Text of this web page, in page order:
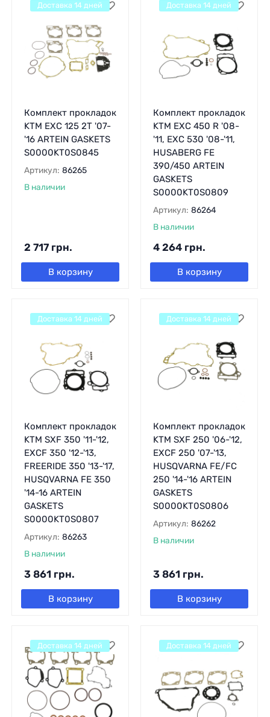
Комплект прокладок
KTM EXC 125 2T '07-
'16 ARTEIN GASKETS
S0000KT0S0845
Артикул: 86265
В наличии
2 717 грн.
В корзину
Доставка 14 дней
Комплект прокладок
KTM EXC 450 R '08-
'11, EXC 530 '08-'11,
HUSABERG FE
390/450 ARTEIN
GASKETS
S0000KT0S0809
Артикул: 86264
В наличии
4 264 грн.
В корзину
Доставка 14 дней
Комплект прокладок
KTM SXF 350 '11-'12,
EXCF 350 '12-'13,
FREERIDE 350 '13-'17,
HUSQVARNA FE 350
'14-16 ARTEIN
GASKETS
S0000KT0S0807
Артикул: 86263
В наличии
3 861 грн.
В корзину
Доставка 14 дней
Комплект прокладок
KTM SXF 250 '06-'12,
EXCF 250 '07-'13,
HUSQVARNA FE/FC
250 '14-'16 ARTEIN
GASKETS
S0000KT0S0806
Артикул: 86262
В наличии
3 861 грн.
В корзину
Доставка 14 дней
Доставка 14 дней Доставка 14 дней